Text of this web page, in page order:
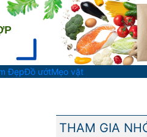
ĐẹpĐồ ướtMẹo vặt
THAM GIA